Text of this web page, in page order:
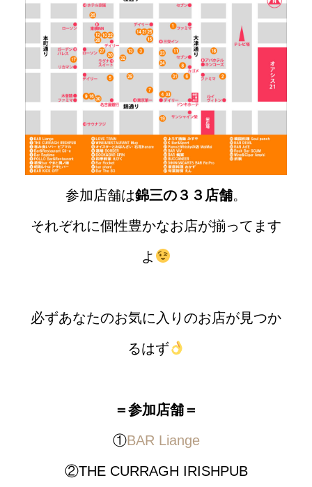
参加店舗は錦三の３３店舗。
それぞれに個性豊かなお店が揃ってます
よ
必ずあなたのお気に入りのお店が見つか
るはず
＝参加店舗＝
①BAR Liange
②THE CURRAGH IRISHPUB